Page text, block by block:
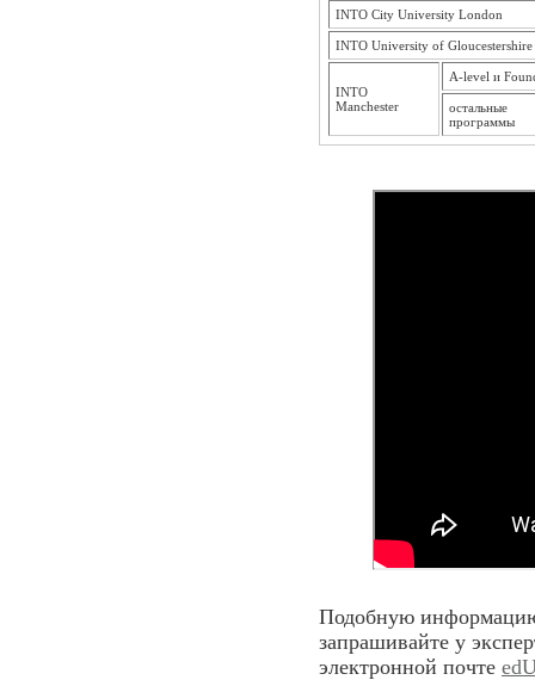
INTO City University London
INTO University of Gloucestershire
INTO
Manchester
A-level и
остальные
программы
Подобную
запрашивайте у
электронной почте